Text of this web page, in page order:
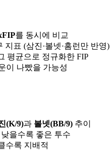
를 동시에 비교
지표 (삼진·볼넷·홈런만 반영)
평균으로 정규화한 FIP
이 나빴을 가능성
(K/9)과 볼넷(BB/9) 추이
을수록 좋은 투수
수록 지배적